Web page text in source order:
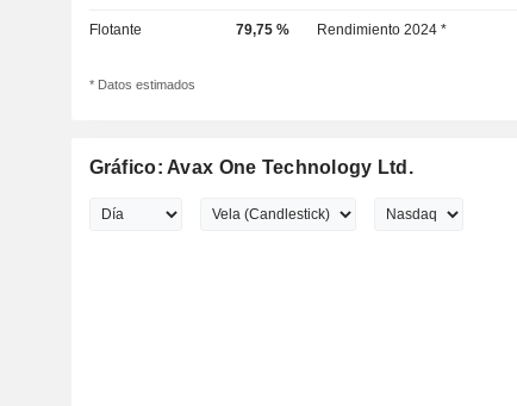
Flotante 79,75 % Rendimiento 2024 *
* Datos estimados
Gráfico: Avax One Technology Ltd.